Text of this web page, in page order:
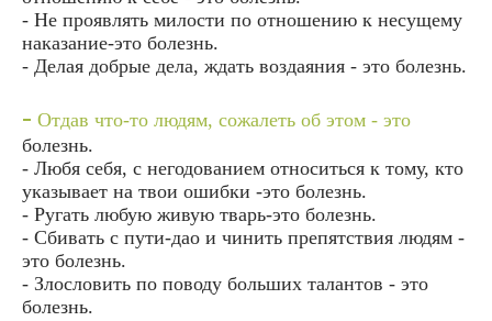
- Не проявлять милости по отношению к несущему
наказание-это болезнь.
- Делая добрые дела, ждать воздаяния - это болезнь.
- Отдав что-то людям, сожалеть об этом - это
болезнь.
- Любя себя, с негодованием относиться к тому, кто
указывает на твои ошибки -это болезнь.
- Ругать любую живую тварь-это болезнь.
- Сбивать с пути-дао и чинить препятствия людям -
это болезнь.
- Злословить по поводу больших талантов - это
болезнь.